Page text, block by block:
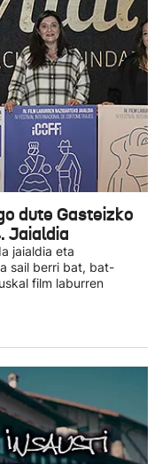
dute Gasteizko
Jaialdia
jaialdia eta
sail berri bat, bat-
film laburren